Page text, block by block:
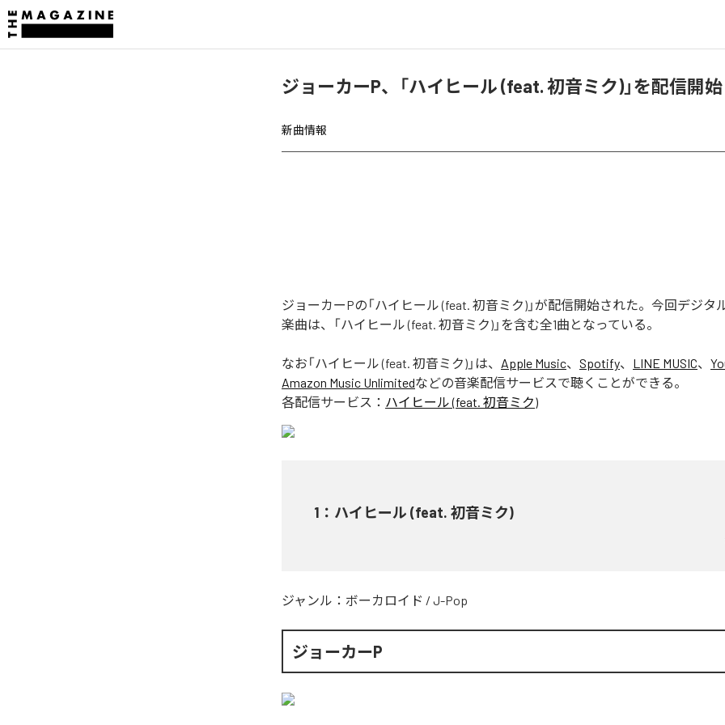
ジョーカーP、「ハイヒール (feat. 初音ミク)」を配信開始
新曲情報
ジョーカーPの「ハイヒール (feat. 初音ミク)」が配信開始された。今回デジタ
楽曲は、「ハイヒール (feat. 初音ミク)」を含む全1曲となっている。
なお「ハイヒール (feat. 初音ミク) 」は、 Apple Music、 Spotify、 LINE MUSIC、
Amazon Music Unlimitedなどの音楽配信サービスで聴くことができる。
各配信サービス： ハイヒール (feat. 初音ミク)
1 ： ハイヒール (feat. 初音ミク)
ジャンル： ボーカロイド / J-Pop
ジョーカーP